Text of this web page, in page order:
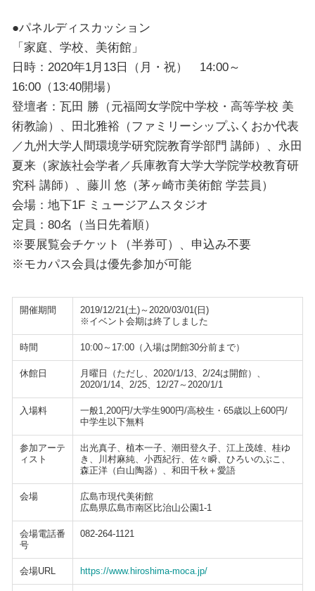
●パネルディスカッション
「家庭、学校、美術館」
日時：2020年1月13日（月・祝） 14:00～
16:00（13:40開場）
登壇者：瓦田 勝（元福岡女学院中学校・高等学校 美
術教諭）、田北雅裕（ファミリーシップふくおか代表
／九州大学人間環境学研究院教育学部門 講師）、永田
夏来（家族社会学者／兵庫教育大学大学院学校教育研
究科 講師）、藤川 悠（茅ヶ崎市美術館 学芸員）
会場：地下1F ミュージアムスタジオ
定員：80名（当日先着順）
※要展覧会チケット（半券可）、申込み不要
※モカパス会員は優先参加が可能
開催期間
2019/12/21(土)～2020/03/01(日)
※イベント会期は終了しました
時間 10:00～17:00（入場は閉館30分前まで）
休館日
月曜日（ただし、2020/1/13、2/24は開館）、
2020/1/14、2/25、12/27～2020/1/1
入場料
一般1,200円/大学生900円/高校生・65歳以上600円/
中学生以下無料
参加アーテ
ィスト
出光真子、植本一子、潮田登久子、江上茂雄、桂ゆ
き、川村麻純、小西紀行、佐々瞬、ひろいのぶこ、
森正洋（白山陶器）、和田千秋＋愛語
会場
広島市現代美術館
広島県広島市南区比治山公園1-1
会場電話番
号
082-264-1121
会場URL https://www.hiroshima-moca.jp/